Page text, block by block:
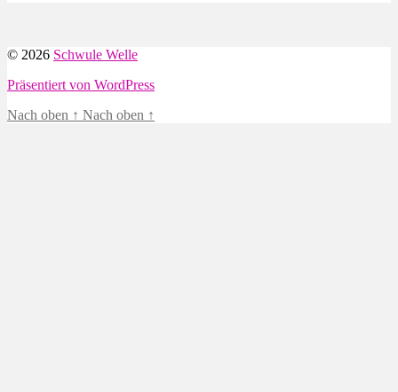
© 2026 Schwule Welle
Präsentiert von WordPress
Nach oben ↑ Nach oben ↑